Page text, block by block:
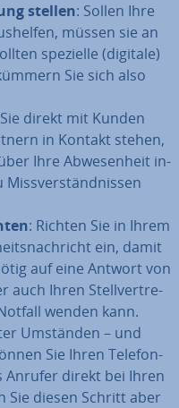
stellen: Sollen Ihre
müssen sie an
spezielle (digitale)
Sie sich also
direkt mit Kunden
in Kontakt stehen,
Ihre Ab­we­sen­heit in­
: Richten Sie in Ihrem
ein, damit
auf eine Antwort von
auch Ihren Stell­ver­tre­
wenden kann.
Umständen – und
Sie Ihren Te­le­fon­
Anrufer direkt bei Ihren
Sie diesen Schritt aber